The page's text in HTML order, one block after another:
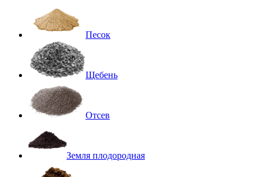
Песок
Щебень
Отсев
Земля плодородная